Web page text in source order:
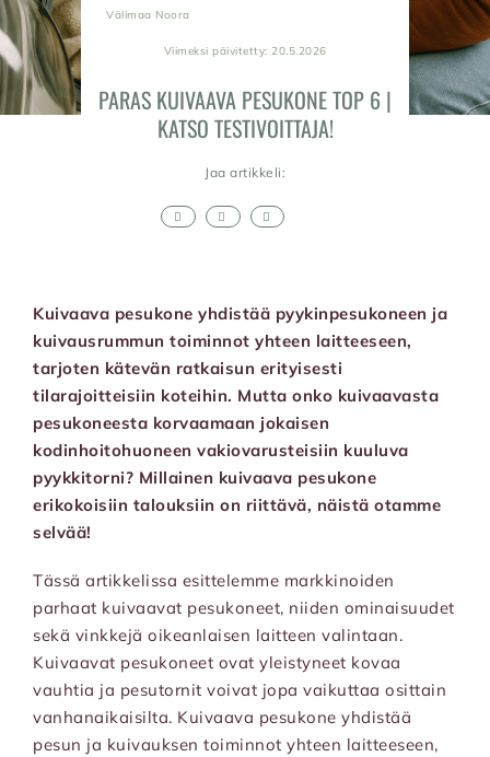
Välimaa Noora
Viimeksi päivitetty: 20.5.2026
PARAS KUIVAAVA PESUKONE TOP 6 |
KATSO TESTIVOITTAJA!
Jaa artikkeli:
Kuivaava pesukone yhdistää pyykinpesukoneen ja
kuivausrummun toiminnot yhteen laitteeseen,
tarjoten kätevän ratkaisun erityisesti
tilarajoitteisiin koteihin. Mutta onko kuivaavasta
pesukoneesta korvaamaan jokaisen
kodinhoitohuoneen vakiovarusteisiin kuuluva
pyykkitorni? Millainen kuivaava pesukone
erikokoisiin talouksiin on riittävä, näistä otamme
selvää!
Tässä artikkelissa esittelemme markkinoiden
parhaat kuivaavat pesukoneet, niiden ominaisuudet
sekä vinkkejä oikeanlaisen laitteen valintaan.
Kuivaavat pesukoneet ovat yleistyneet kovaa
vauhtia ja pesutornit voivat jopa vaikuttaa osittain
vanhanaikaisilta. Kuivaava pesukone yhdistää
pesun ja kuivauksen toiminnot yhteen laitteeseen,